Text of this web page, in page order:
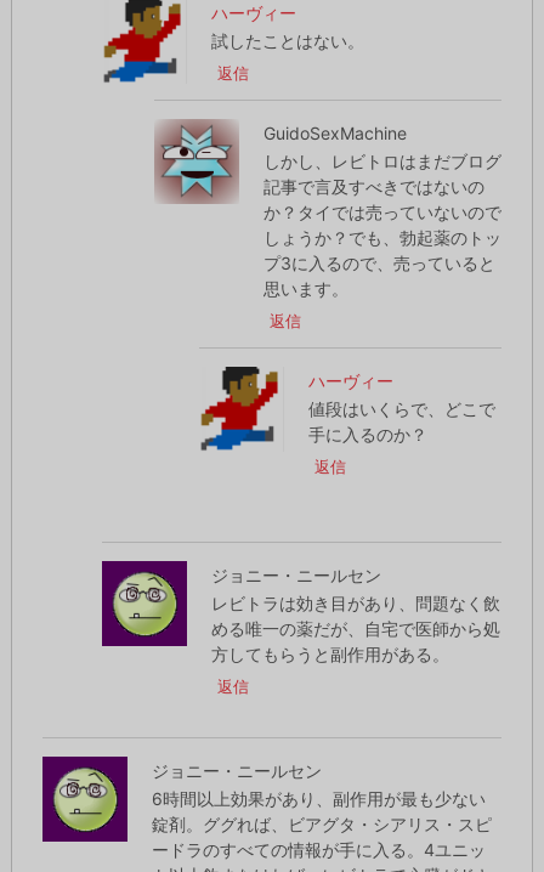
ハーヴィー
試したことはない。
返信
GuidoSexMachine
しかし、レビトロはまだブログ
記事で言及すべきではないの
か？タイでは売っていないので
しょうか？でも、勃起薬のトッ
プ3に入るので、売っていると
思います。
返信
ハーヴィー
値段はいくらで、どこで
手に入るのか？
返信
ジョニー・ニールセン
レビトラは効き目があり、問題なく飲
める唯一の薬だが、自宅で医師から処
方してもらうと副作用がある。
返信
ジョニー・ニールセン
6時間以上効果があり、副作用が最も少ない
錠剤。ググれば、ビアグタ・シアリス・スピ
ードラのすべての情報が手に入る。4ユニッ